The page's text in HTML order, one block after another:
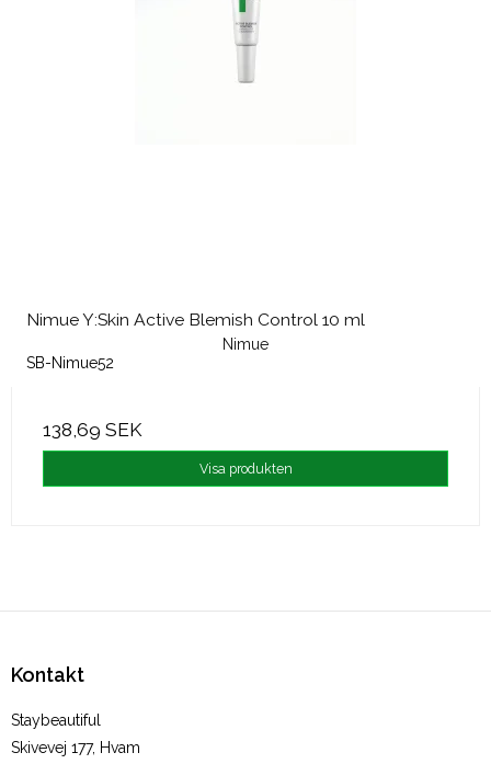
Nimue Y:Skin Active Blemish Control 10 ml
Nimue
SB-Nimue52
138,69 SEK
Visa produkten
Kontakt
Staybeautiful
Skivevej 177, Hvam